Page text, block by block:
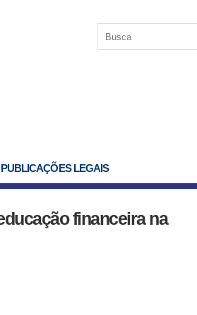
PUBLICAÇÕES LEGAIS
financeira na